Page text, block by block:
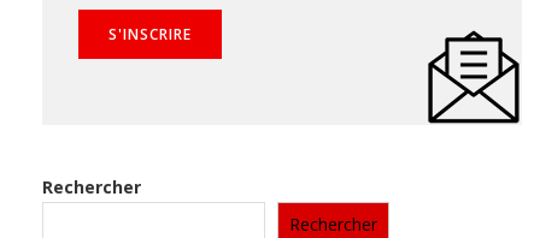
Rechercher
Rechercher